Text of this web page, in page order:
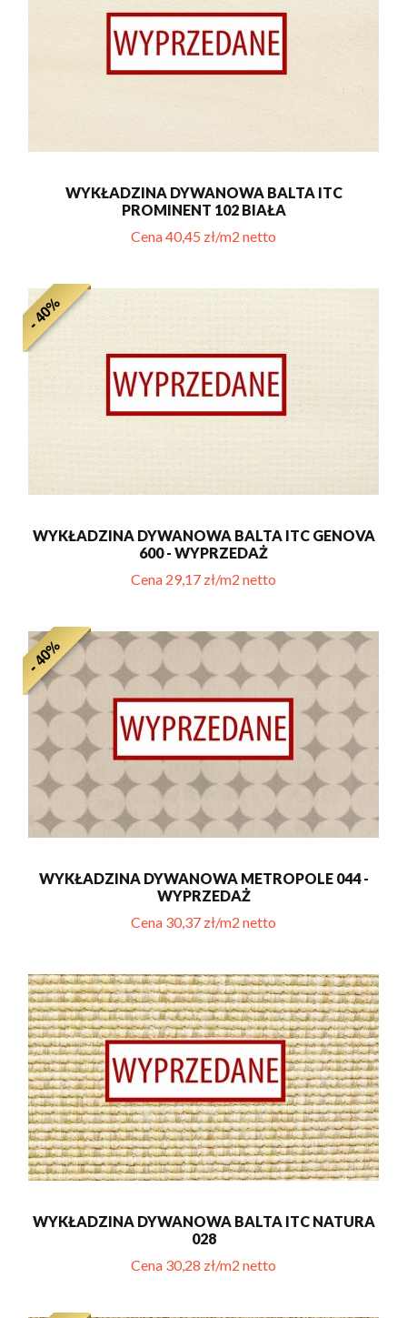
WYKŁADZINA DYWANOWA BALTA ITC
PROMINENT 102 BIAŁA
Cena 40,45 zł/m2 netto
- 40%
WYKŁADZINA DYWANOWA BALTA ITC GENOVA
600 - WYPRZEDAŻ
Cena 29,17 zł/m2 netto
- 40%
WYKŁADZINA DYWANOWA METROPOLE 044 -
WYPRZEDAŻ
Cena 30,37 zł/m2 netto
WYKŁADZINA DYWANOWA BALTA ITC NATURA
028
Cena 30,28 zł/m2 netto